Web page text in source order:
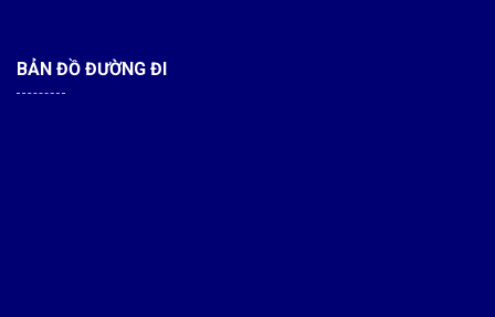
BẢN ĐỒ ĐƯỜNG ĐI